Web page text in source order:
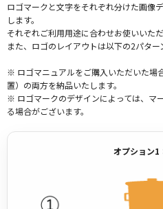
ロゴマークと文字をそれぞれ分けた画像
します。
それぞれご利用用途に合わせお使いいただ
また、ロゴのレイアウトは以下の2パター
※ ロゴマニュアルをご購入いただいた場
置）の両方を納品いたします。
※ ロゴマークのデザインによっては、マ
る場合がございます。
オプション1